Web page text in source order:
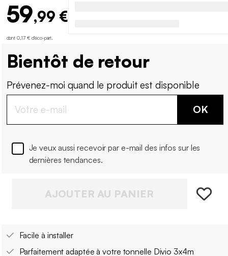
59,99 €
dont 0,17 € d'éco-part
Bientôt de retour
Prévenez-moi quand le produit est disponible
OK
Je veux aussi recevoir par e-mail des infos sur les
dernières tendances.
AJOUTER AU PANIER
Facile à installer
Parfaitement adaptée à votre tonnelle Divio 3x4m